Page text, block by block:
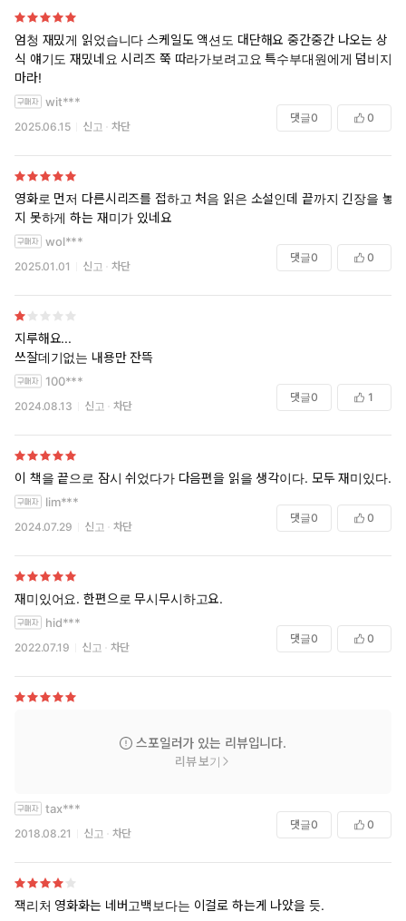
엄청 재밌게 읽었습니다 스케일도 액션도 대단해요 중간중간 나오는 상
식 얘기도 재밌네요 시리즈 쭉 따라가보려고요 특수부대원에게 덤비지
마라!
wit***
2025.06.15 신고 차단
댓글0 0
영화로 먼저 다른시리즈를 접하고 처음 읽은 소설인데 끝까지 긴장을 놓
지 못하게 하는 재미가 있네요
wol***
2025.01.01 신고 차단
댓글0 0
지루해요...
쓰잘데기없는 내용만 잔뜩
100***
2024.08.13 신고 차단
댓글0 1
이 책을 끝으로 잠시 쉬었다가 다음편을 읽을 생각이다. 모두 재미있다.
lim***
2024.07.29 신고 차단
댓글0 0
재미있어요. 한편으로 무시무시하고요.
hid***
2022.07.19 신고 차단
댓글0 0
스포일러가 있는 리뷰입니다.
리뷰 보기
tax***
2018.08.21 신고 차단
댓글0 0
잭리처 영화화는 네버고백보다는 이걸로 하는게 나았을 듯.